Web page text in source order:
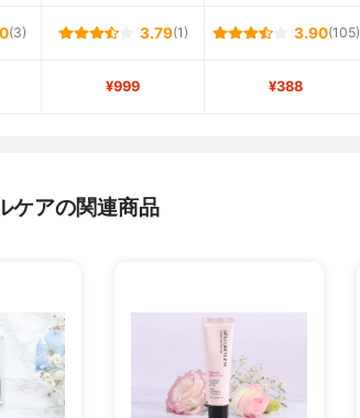
(3) 3.79(1) 3.90(105)
¥999 ¥388
ケアの関連商品